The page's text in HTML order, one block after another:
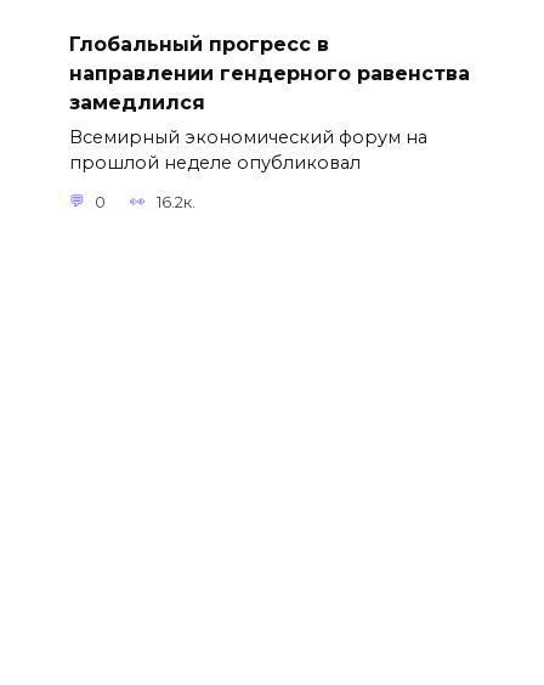
Глобальный прогресс в
направлении гендерного равенства
замедлился
Всемирный экономический форум на
прошлой неделе опубликовал
0 16.2к.